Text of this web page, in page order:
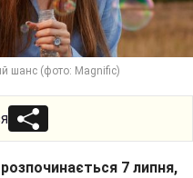
шанс (фото: Magnific)
7 липня,